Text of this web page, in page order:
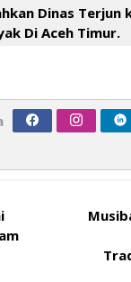
Dinas Terjun
Di Aceh Timur.